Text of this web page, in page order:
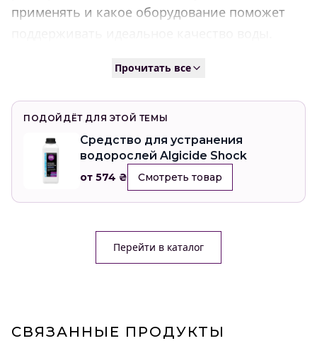
применять и какое оборудование поможет
Прочитать все
ПОДОЙДЁТ ДЛЯ ЭТОЙ ТЕМЫ
Средство для устранения
водорослей Algicide Shock
от 574 ₴ Смотреть товар
Перейти в каталог
СВЯЗАННЫЕ ПРОДУКТЫ